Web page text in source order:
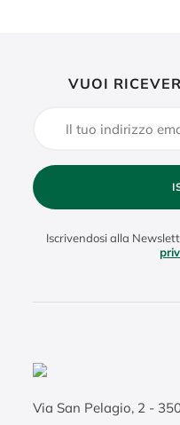
VUOI
Iscrivendosi alla
Via San Pelagio, 2 -